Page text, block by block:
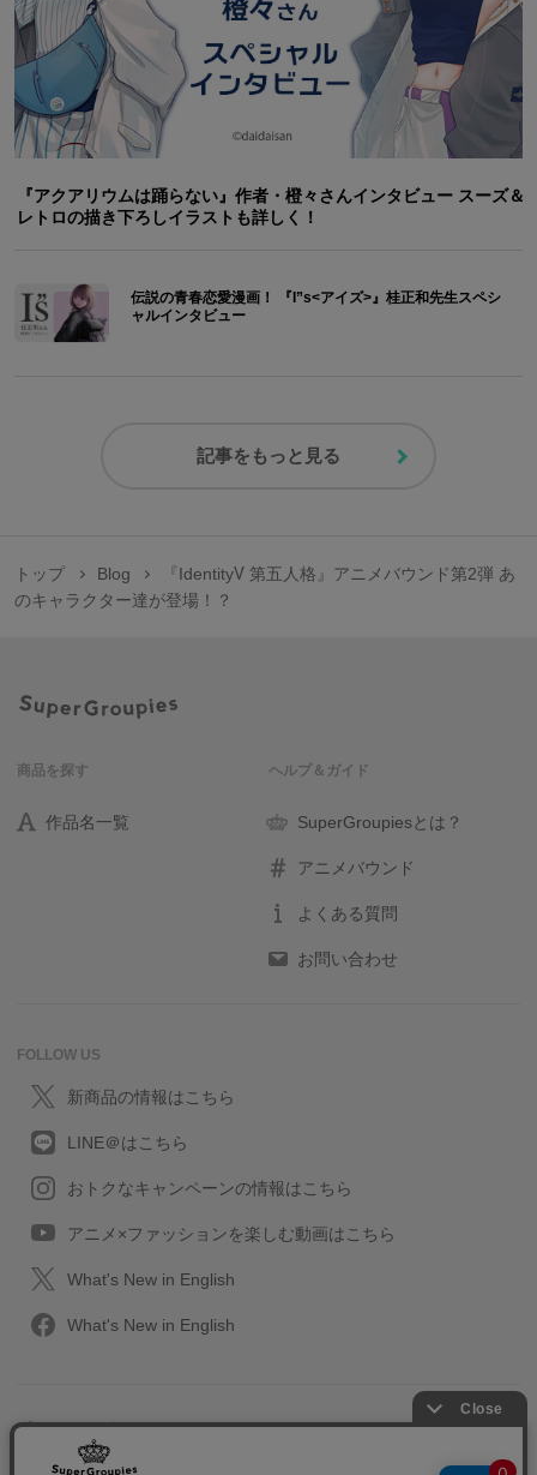
『アクアリウムは踊らない』作者・橙々さんインタビュー スーズ＆
レトロの描き下ろしイラストも詳しく！
伝説の青春恋愛漫画！ 『I”s<アイズ>』桂正和先生スペシ
ャルインタビュー
記事をもっと見る
トップ Blog
『IdentityⅤ 第五人格』アニメバウンド第2弾 あ
のキャラクター達が登場！？
商品を探す
作品名一覧
ヘルプ＆ガイド
SuperGroupiesとは？
アニメバウンド
よくある質問
お問い合わせ
FOLLOW US
新商品の情報はこちら
LINE＠はこちら
おトクなキャンペーンの情報はこちら
アニメ×ファッションを楽しむ動画はこちら
What's New in English
What's New in English
プライバシーポリシー